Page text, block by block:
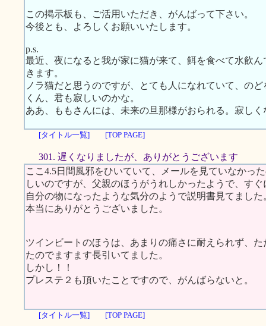
この掲示板も、ご活用いただき、がんばって下さい。
今後とも、よろしくお願いいたします。
p.s.
最近、夜になると我が家に猫が来て、餌を食べて水飲
きます。
ノラ猫だと思うのですが、とても人になれていて、の
くん、君も寂しいのかな。
ああ、ももさんには、未来の旦那様がおられる。寂し
[タイトル一覧] [TOP PAGE]
301. 遅くなりましたが、ありがとうございます
ここ4.5日間風邪をひいていて、メールを見ていなかっ
しいのですが、父親のほうがうれしかったようで、す
自分の物になったような気分のようで説明書見てまし
本当にありがとうございました。
ツインビートのほうは、あまりの痛さに耐えられず、
たのでますます長引いてました。
しかし！！
プレステ２も頂いたことですので、がんばらないと。
[タイトル一覧] [TOP PAGE]